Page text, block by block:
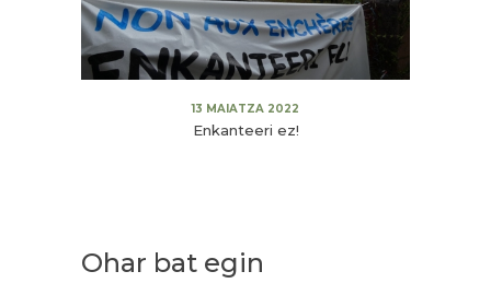
13 MAIATZA 2022
Enkanteeri ez!
Ohar bat egin